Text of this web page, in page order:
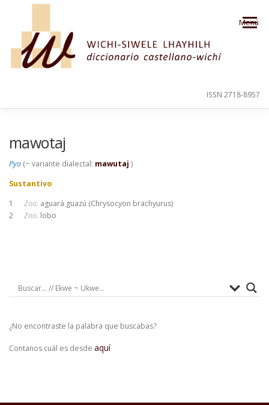
Saltar al contenido
Menú
ISSN 2718-8957
mawotaj
Pyo (~ variante dialectal: mawutaj )
Sustantivo
1 Zoo. aguará guazú (Chrysocyon brachyurus)
2 Zoo. lobo
¿No encontraste la palabra que buscabas?
Contanos cuál es desde aquí